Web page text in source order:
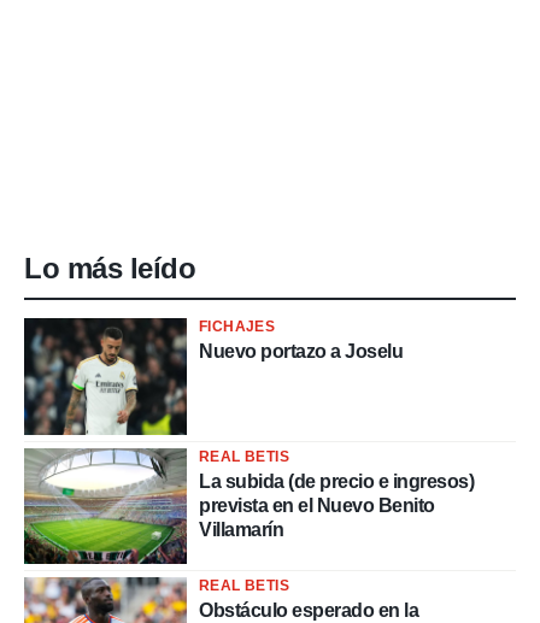
Lo más leído
FICHAJES
Nuevo portazo a Joselu
REAL BETIS
La subida (de precio e ingresos)
prevista en el Nuevo Benito
Villamarín
REAL BETIS
Obstáculo esperado en la